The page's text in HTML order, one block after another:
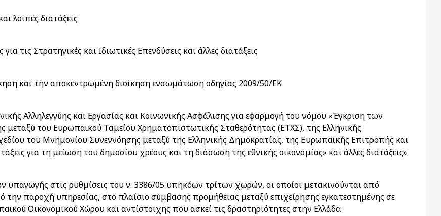
λοιπές διατάξεις
τις Στρατηγικές και Ιδιωτικές Επενδύσεις και άλλες διατάξεις
και την αποκεντρωμένη διοίκηση ενσωμάτωση οδηγίας 2009/50/ΕΚ
Αλληλεγγύης και Εργασίας και Κοινωνικής Ασφάλισης για εφαρμογή του νόμου «Έγκριση των
του Ευρωπαϊκού Ταμείου Χρηματοπιστωτικής Σταθερότητας (ΕΤΧΣ), της Ελληνικής
του Μνημονίου Συνεννόησης μεταξύ της Ελληνικής Δημοκρατίας, της Ευρωπαϊκής Επιτροπής και
για τη μείωση του δημοσίου χρέους και τη διάσωση της εθνικής οικονομίας» και άλλες διατάξεις»
υπαγωγής στις ρυθμίσεις του ν. 3386/05 υπηκόων τρίτων χωρών, οι οποίοι μετακινούνται από
την παροχή υπηρεσίας, στο πλαίσιο σύμβασης προμήθειας μεταξύ επιχείρησης εγκατεστημένης σε
Οικονομικού Χώρου και αντίστοιχης που ασκεί τις δραστηριότητες στην Ελλάδα